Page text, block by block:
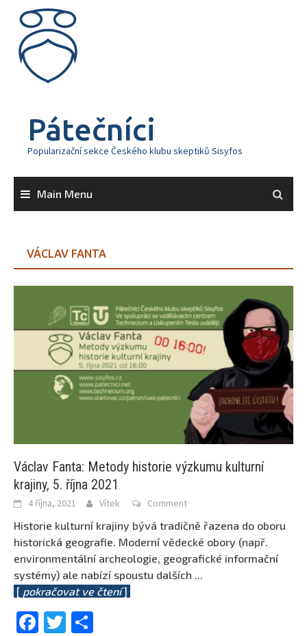
content
Pátečníci
Popularizační sekce Českého klubu skeptiků Sisyfos
Main Menu
VÁCLAV FANTA
Václav Fanta: Metody historie výzkumu kulturní
krajiny, 5. října 2021
4 října, 2021 Vítek Comment
Historie kulturní krajiny bývá tradičně řazena do oboru
historická geografie. Moderní vědecké obory (např.
environmentální archeologie, geografické informační
systémy) ale nabízí spoustu dalších ...
[ pokračovat ve čtení]
Facebook
Twitter